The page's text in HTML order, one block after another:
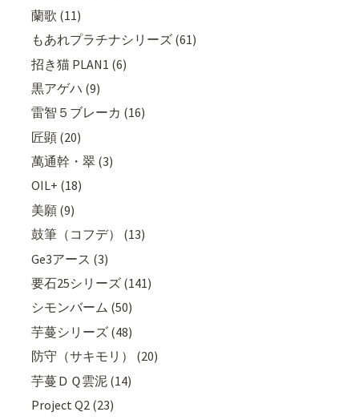
蘭歌 (11)
もあれプラチナシリーズ (61)
招き猫 PLAN1 (6)
黒アゲハ (9)
雷智５ブレーカ (16)
匠顕 (20)
萬通幹・翠 (3)
OIL+ (18)
美願 (9)
鼓筆（コフデ） (13)
Ge3アース (3)
要石25シリーズ (141)
シモンバーム (50)
芋蔓シリーズ (48)
防守（サキモリ） (20)
芋蔓ＤＱ雲泥 (14)
Project Q2 (23)